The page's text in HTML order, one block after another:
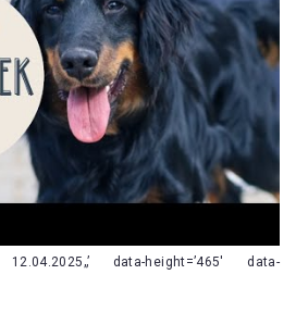
data-height=’465′ data-